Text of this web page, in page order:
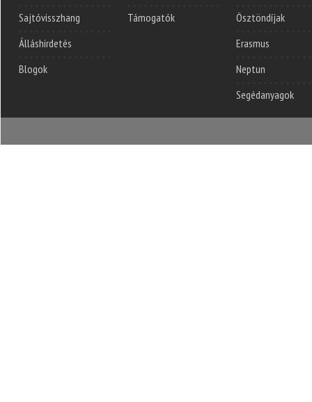
Sajtóvisszhang
Álláshirdetés
Blogok
Támogatók
Ösztöndíjak
Erasmus
Neptun
Segédanyagok